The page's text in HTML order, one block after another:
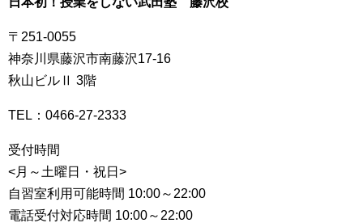
〒251-0055
神奈川県藤沢市南藤沢17-16
秋山ビルⅡ 3階
TEL： 0466-27-2333
受付時間
<月～土曜日・祝日>
自習室利用可能時間 10:00～22:00
電話受付対応時間 10:00～22:00